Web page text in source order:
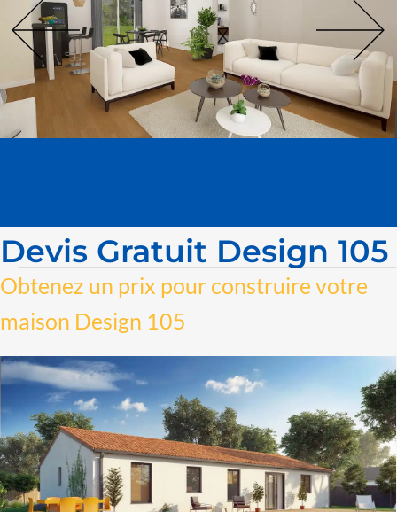
Devis Gratuit Design 105
Obtenez un prix pour construire votre
maison Design 105